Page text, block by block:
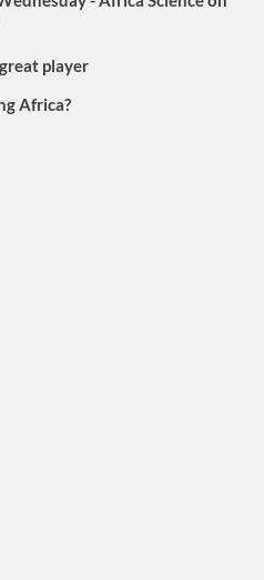
player
Africa?